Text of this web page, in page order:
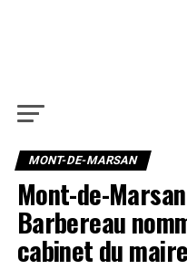
MONT-DE-MARSAN
Mont-de-
Barbereau
cabinet du